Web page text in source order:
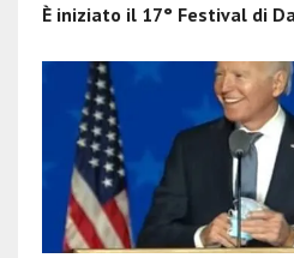
È iniziato il 17° Festival di